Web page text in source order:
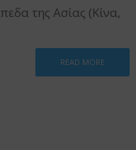
της Ασίας (Κίνα,
READ MORE